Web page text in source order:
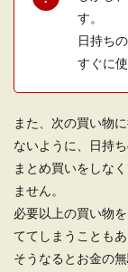
す。
日持ち
すぐに
また、次の買い物
ないように、日持
まとめ買いをしな
ません。
必要以上の買い物
ててしまうこともあ
そうなるとお金の